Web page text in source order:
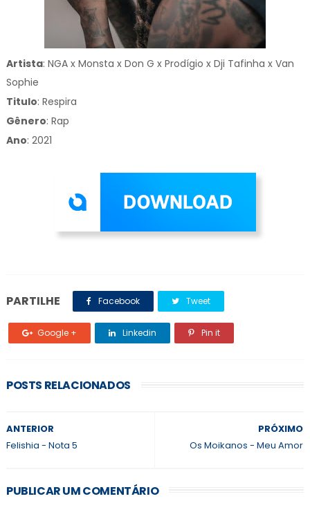
Artista: NGA x Monsta x Don G x Prodígio x Dji Tafinha x Van
Sophie
Titulo: Respira
Gênero: Rap
Ano: 2021
PARTILHE Facebook Tweet
Google + Linkedin Pin it
POSTS RELACIONADOS
PRÓXIMO
Os Moikanos - Meu Amor
ANTERIOR
Felishia - Nota 5
PUBLICAR UM COMENTÁRIO